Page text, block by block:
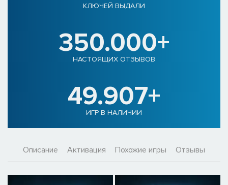
КЛЮЧЕЙ ВЫДАЛИ
350.000+
НАСТОЯЩИХ ОТЗЫВОВ
49.907+
ИГР В НАЛИЧИИ
Описание Активация Похожие игры Отзывы